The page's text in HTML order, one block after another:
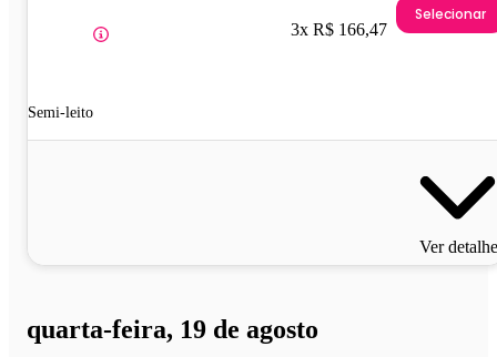
Semi-leito
3x R$ 166,47
Selecionar
Ver
quarta-feira, 19 de agosto